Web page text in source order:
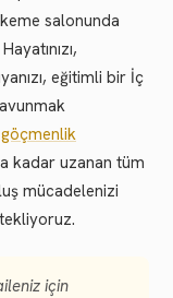
salonunda
eğitimli bir İç
göçmenlik
kadar uzanan tüm
mücadelenizi
için